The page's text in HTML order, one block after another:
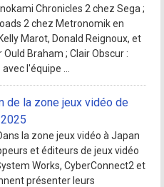
Chronicles 2 chez Sega ;
2 chez Metronomik en
Marot, Donald Reignoux, et
Ould Braham ; Clair Obscur :
l'équipe ...
de la zone jeux vidéo de
la zone jeux vidéo à Japan
et éditeurs de jeux vidéo
Works, CyberConnect2 et
présenter leurs